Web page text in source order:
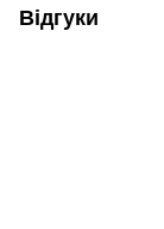
Відгуки